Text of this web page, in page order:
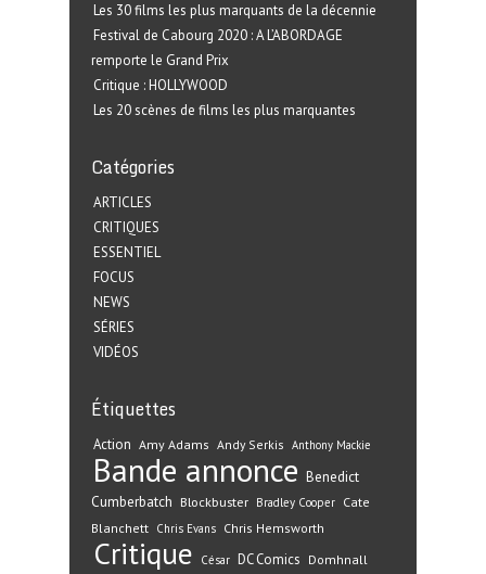
Les 30 films les plus marquants de la décennie
Festival de Cabourg 2020 : A L’ABORDAGE
remporte le Grand Prix
Critique : HOLLYWOOD
Les 20 scènes de films les plus marquantes
Catégories
ARTICLES
CRITIQUES
ESSENTIEL
FOCUS
NEWS
SÉRIES
VIDÉOS
Étiquettes
Action Amy Adams Andy Serkis Anthony Mackie
Bande annonce Benedict
Cumberbatch Blockbuster Bradley Cooper Cate
Blanchett Chris Evans Chris Hemsworth
Critique César DC Comics Domhnall